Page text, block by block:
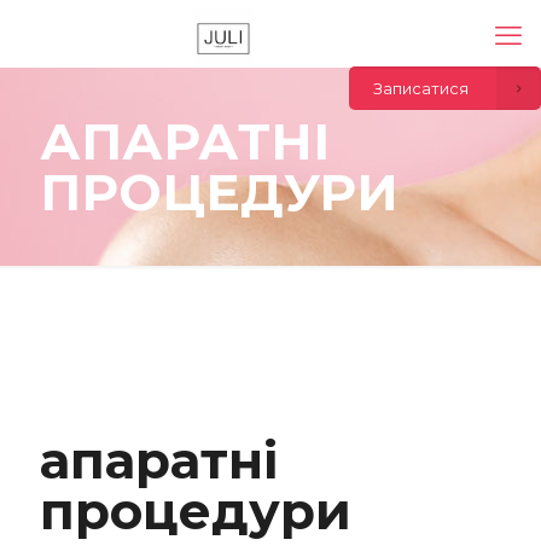
АПАРАТНІ
ПРОЦЕДУРИ
апаратні
процедури
Записатися